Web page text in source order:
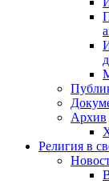
Архив
Религия в